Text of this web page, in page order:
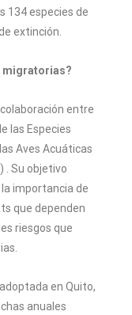
134 especies de
extinción.
migratorias?
entre
las Especies
Aves Acuáticas
. Su objetivo
importancia de
que dependen
riesgos que
en Quito,
anuales